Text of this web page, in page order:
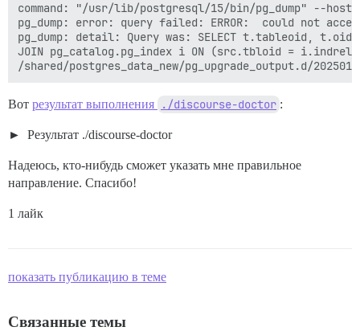
Pups::ExecError: if [ -f /root/install_postgres ];
/root/install_postgres && rm -f /root/
elif [ -e /shared/postgres_run/.s.PGSQL.5432 ]; then
socat /dev/null UNIX-CONNECT:/shared/
fi
Место сбоя: /usr/local/lib/ruby/gems/3.3.0/gems/
exec failed with the params {"tag"=>"db",
command: "/usr/lib/postgresql/15/bin/pg_dump" --host /
pg_dump: error: query failed: ERROR:  could not
pg_dump: detail: Query was: SELECT t.tableoid, t.oid,
JOIN pg_catalog.pg_index i ON (src.tbloid =
Вот результат выполнения ./discourse-doctor :
Результат ./discourse-doctor
Надеюсь, кто-нибудь сможет указать мне правильное
направление. Спасибо!
1 лайк
показать публикацию в теме
Связанные темы